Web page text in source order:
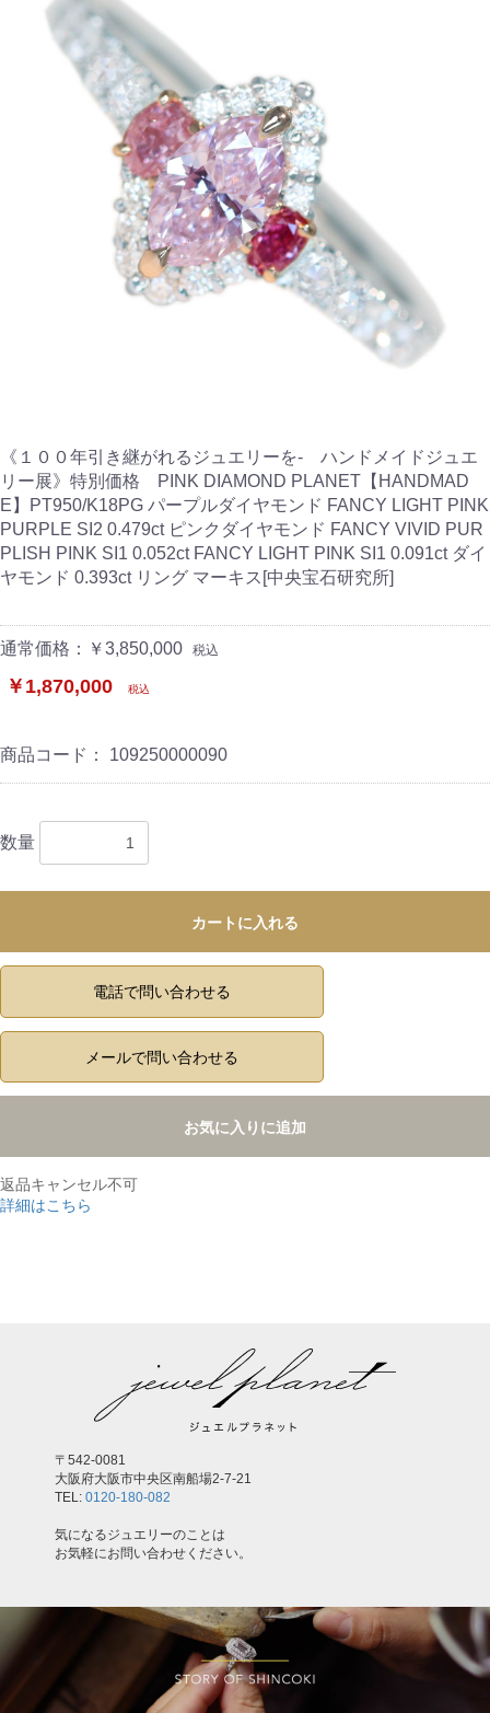
《１００年引き継がれるジュエリーを- ハンドメイドジュエ
リー展》特別価格 PINK DIAMOND PLANET【HANDMAD
E】PT950/K18PG パープルダイヤモンド FANCY LIGHT PINK
PURPLE SI2 0.479ct ピンクダイヤモンド FANCY VIVID PUR
PLISH PINK SI1 0.052ct FANCY LIGHT PINK SI1 0.091ct ダイ
ヤモンド 0.393ct リング マーキス[中央宝石研究所]
通常価格：￥3,850,000 税込
￥1,870,000 税込
商品コード： 109250000090
数量
カートに入れる
電話で問い合わせる
メールで問い合わせる
お気に入りに追加
返品キャンセル不可
詳細はこちら
〒542-0081
大阪府大阪市中央区南船場2-7-21
TEL: 0120-180-082
気になるジュエリーのことは
お気軽にお問い合わせください。